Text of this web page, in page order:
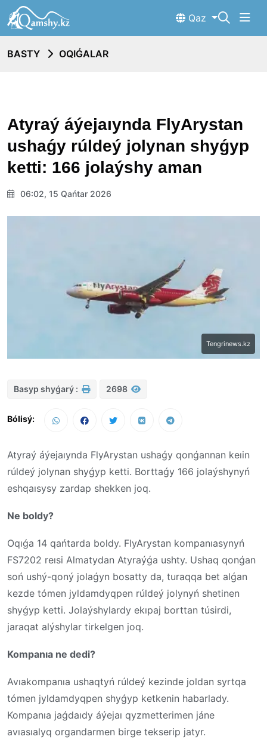
Qaz
BASTY OQIǴALAR
Atyraý áýejaıynda FlyArystan
ushaǵy rúldeý jolynan shyǵyp
ketti: 166 jolaýshy aman
06:02, 15 Qańtar 2026
Tengrinews.kz
Basyp shyǵarý : 2698
Bólisý:
Atyraý áýejaıynda FlyArystan ushaǵy qonǵannan keıin
rúldeý jolynan shyǵyp ketti. Borttaǵy 166 jolaýshynyń
eshqaısysy zardap shekken joq.
Ne boldy?
Oqıǵa 14 qańtarda boldy. FlyArystan kompanıasynyń
FS7202 reısi Almatydan Atyraýǵa ushty. Ushaq qonǵan
soń ushý-qoný jolaǵyn bosatty da, turaqqa bet alǵan
kezde tómen jyldamdyqpen rúldeý jolynyń shetinen
shyǵyp ketti. Jolaýshylardy ekıpaj borttan túsirdi,
jaraqat alýshylar tirkelgen joq.
Kompanıa ne dedi?
Avıakompanıa ushaqtyń rúldeý kezinde joldan syrtqa
tómen jyldamdyqpen shyǵyp ketkenin habarlady.
Kompanıa jaǵdaıdy áýejaı qyzmetterimen jáne
avıasıalyq organdarmen birge tekserip jatyr.